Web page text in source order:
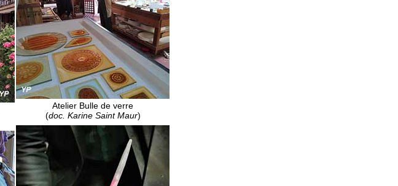
Atelier Bulle de verre
(doc. Karine Saint Maur)